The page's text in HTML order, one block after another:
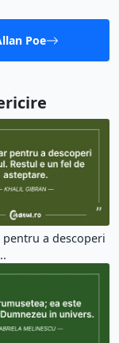
Poe
a descoperi